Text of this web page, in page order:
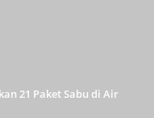
21 Paket Sabu di Air